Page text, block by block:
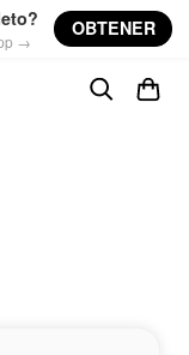
→
OBTENER